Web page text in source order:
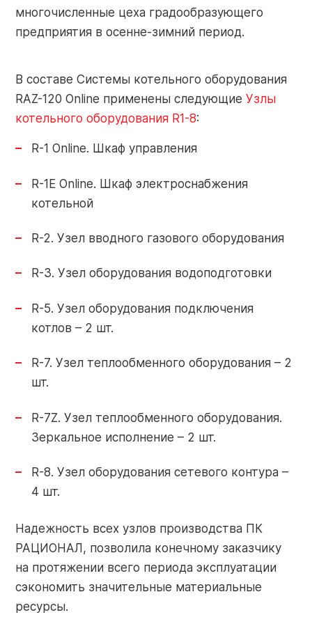
Контакты
Обратная
связь
Портал
партнера
сервис
по
сайту
RU
многочисленные цеха градообразующего
предприятия в осенне-зимний период.
В составе Системы котельного оборудования
RAZ-120 Online применены следующиеУзлы
котельного оборудования R1-8:
R-1 Online. Шкаф управления
R-1E Online. Шкаф электроснабжения
котельной
R-2. Узел вводного газового оборудования
R-3. Узел оборудования водоподготовки
R-5. Узел оборудования подключения
котлов – 2 шт.
R-7. Узел теплообменного оборудования – 2
шт.
R-7Z. Узел теплообменного оборудования.
Зеркальное исполнение – 2 шт.
R-8. Узел оборудования сетевого контура –
4 шт.
Надежность всех узлов производства ПК
РАЦИОНАЛ, позволила конечному заказчику
на протяжении всего периода эксплуатации
сэкономить значительные материальные
ресурсы.
Контакты
Объекты
Завод РАЦИОНАЛ: г. Липецк
info-pk@razional.ru
Сервисная служба РАЦИОНАЛ:
+7 (910) 252-73-29
service@razional.ru
Условия продаж
Обработка персональных данных
© 2026 РАЦИОНАЛ
Правовая оговорка